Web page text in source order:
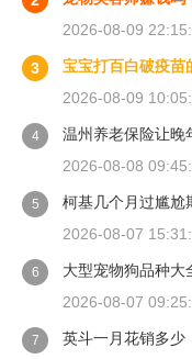
2026-08-09
3
宝宝打百白破疫苗
2026-08-09
4
温州养老保险让晚
2026-08-08
5
柯基几个月过尴尬
2026-08-07
6
大型宠物狗品种大
2026-08-07
7
英斗一月花销多少